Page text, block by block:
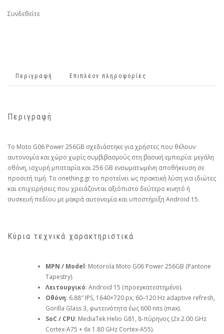
Συνδεθείτε
Περιγραφή Επιπλέον πληροφορίες
Περιγραφή
Το Moto G06 Power 256GB σχεδιάστηκε για χρήστες που θέλουν
αυτονομία και χώρο χωρίς συμβιβασμούς στη βασική εμπειρία: μεγάλη
οθόνη, ισχυρή μπαταρία και 256 GB ενσωματωμένη αποθήκευση σε
προσιτή τιμή. Το onething.gr το προτείνει ως πρακτική λύση για ιδιώτες
και επιχειρήσεις που χρειάζονται αξιόπιστο δεύτερο κινητό ή
συσκευή πεδίου με μακρά αυτονομία και υποστήριξη Android 15.
Κύρια τεχνικά χαρακτηριστικά
MPN / Model: Motorola Moto G06 Power 256GB (Pantone
Tapestry).
Λειτουργικό: Android 15 (προεγκατεστημένο).
Οθόνη: 6.88″ IPS, 1640×720 px, 60–120 Hz adaptive refresh,
Gorilla Glass 3, φωτεινότητα έως 600 nits (max).
SoC / CPU: MediaTek Helio G81, 8‑πύρηνος (2x 2.00 GHz
Cortex‑A75 + 6x 1.80 GHz Cortex‑A55).